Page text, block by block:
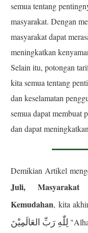
semua tentang
masyarakat. Dengan
masyarakat dapat
meningkatkan
Selain itu, potongan
kita semua tentang
dan keselamatan
semua dapat membuat
dan dapat
Demikian Artikel
Juli, Masyarakat
Kemudahan, kita
لِلّٰهِ رَبِّ العَالَمِيْنَ